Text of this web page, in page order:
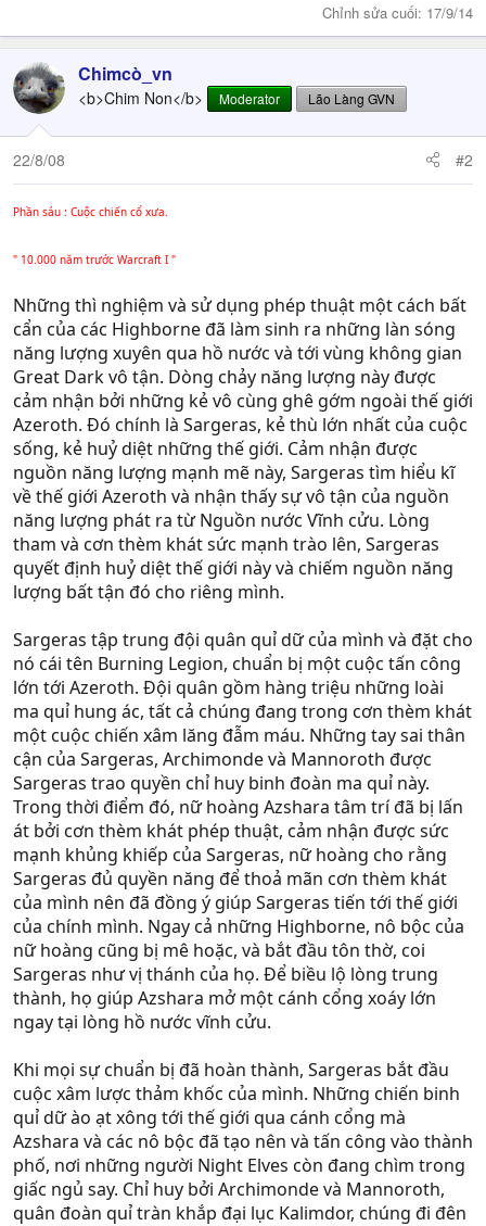
Chỉnh sửa cuối: 17/9/14
Chimcò_vn
<b>Chim Non</b> Moderator Lão Làng GVN
22/8/08 #2
Phần sáu : Cuộc chiến cổ xưa.
" 10.000 năm trước Warcraft I "
Những thì nghiệm và sử dụng phép thuật một cách bất
cẩn của các Highborne đã làm sinh ra những làn sóng
năng lượng xuyên qua hồ nước và tới vùng không gian
Great Dark vô tận. Dòng chảy năng lượng này được
cảm nhận bởi những kẻ vô cùng ghê gớm ngoài thế giới
Azeroth. Đó chính là Sargeras, kẻ thù lớn nhất của cuộc
sống, kẻ huỷ diệt những thế giới. Cảm nhận được
nguồn năng lượng mạnh mẽ này, Sargeras tìm hiểu kĩ
về thế giới Azeroth và nhận thấy sự vô tận của nguồn
năng lượng phát ra từ Nguồn nước Vĩnh cửu. Lòng
tham và cơn thèm khát sức mạnh trào lên, Sargeras
quyết định huỷ diệt thế giới này và chiếm nguồn năng
lượng bất tận đó cho riêng mình.
Sargeras tập trung đội quân quỉ dữ của mình và đặt cho
nó cái tên Burning Legion, chuẩn bị một cuộc tấn công
lớn tới Azeroth. Đội quân gồm hàng triệu những loài
ma quỉ hung ác, tất cả chúng đang trong cơn thèm khát
một cuộc chiến xâm lăng đẫm máu. Những tay sai thân
cận của Sargeras, Archimonde và Mannoroth được
Sargeras trao quyền chỉ huy binh đoàn ma quỉ này.
Trong thời điểm đó, nữ hoàng Azshara tâm trí đã bị lấn
át bởi cơn thèm khát phép thuật, cảm nhận được sức
mạnh khủng khiếp của Sargeras, nữ hoàng cho rằng
Sargeras đủ quyền năng để thoả mãn cơn thèm khát
của mình nên đã đồng ý giúp Sargeras tiến tới thế giới
của chính mình. Ngay cả những Highborne, nô bộc của
nữ hoàng cũng bị mê hoặc, và bắt đầu tôn thờ, coi
Sargeras như vị thánh của họ. Để biều lộ lòng trung
thành, họ giúp Azshara mở một cánh cổng xoáy lớn
ngay tại lòng hồ nước vĩnh cửu.
Khi mọi sự chuẩn bị đã hoàn thành, Sargeras bắt đầu
cuộc xâm lược thảm khốc của mình. Những chiến binh
quỉ dữ ào ạt xông tới thế giới qua cánh cổng mà
Azshara và các nô bộc đã tạo nên và tấn công vào thành
phố, nơi những người Night Elves còn đang chìm trong
giấc ngủ say. Chỉ huy bởi Archimonde và Mannoroth,
quân đoàn quỉ tràn khắp đại lục Kalimdor, chúng đi đên